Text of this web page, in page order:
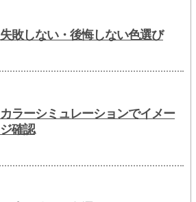
失敗しない・後悔しない色選び
カラーシミュレーションでイメー
ジ確認